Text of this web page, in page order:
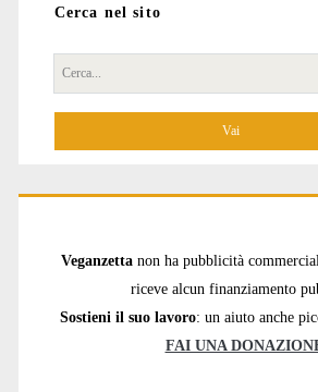
Cerca nel sito
Cerca
per:
Veganzetta non ha pubblicità
riceve alcun finanziamento
Sostieni il suo lavoro: un aiuto anche
FAI UNA